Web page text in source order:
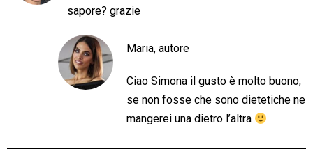
sapore? grazie
Maria, autore
Ciao Simona il gusto è molto buono,
se non fosse che sono dietetiche ne
mangerei una dietro l’altra